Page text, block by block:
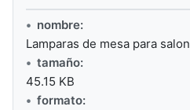
nombre:
Lamparas de mesa para salon
tamaño:
45.15 KB
formato: